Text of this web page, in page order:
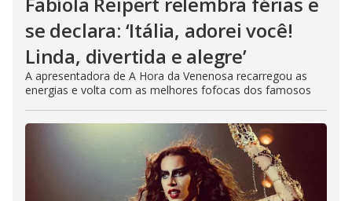
se declara: ‘Itália, adorei você!
Linda, divertida e alegre’
A apresentadora de A Hora da Venenosa recarregou as
energias e volta com as melhores fofocas dos famosos